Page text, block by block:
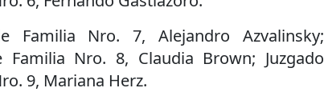
Familia Nro. 7, Alejandro Azvalinsky;
Familia Nro. 8, Claudia Brown; Juzgado
9, Mariana Herz.